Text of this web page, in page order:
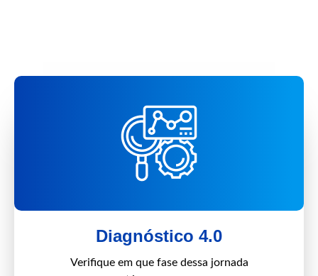
Diagnóstico 4.0
Verifique em que fase dessa jornada